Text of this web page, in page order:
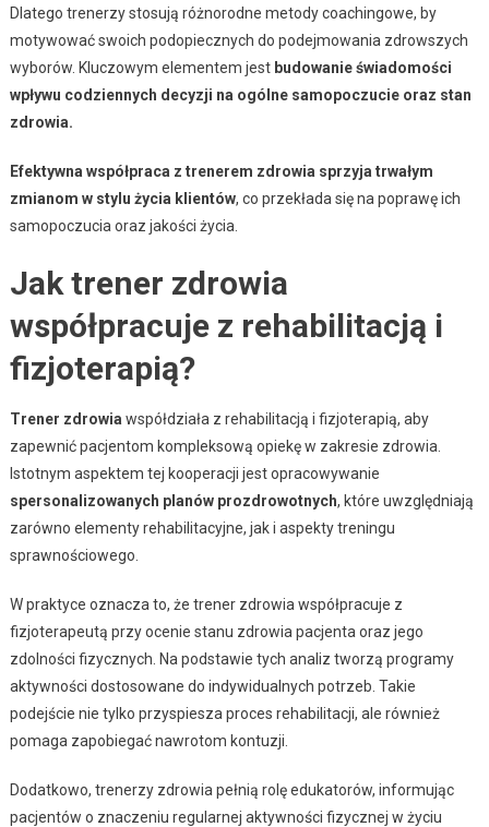
Dlatego trenerzy stosują różnorodne metody coachingowe, by
motywować swoich podopiecznych do podejmowania zdrowszych
wyborów. Kluczowym elementem jest budowanie świadomości
wpływu codziennych decyzji na ogólne samopoczucie oraz stan
zdrowia.
Efektywna współpraca z trenerem zdrowia sprzyja trwałym
zmianom w stylu życia klientów, co przekłada się na poprawę ich
samopoczucia oraz jakości życia.
Jak trener zdrowia
współpracuje z rehabilitacją i
fizjoterapią?
Trener zdrowia współdziała z rehabilitacją i fizjoterapią, aby
zapewnić pacjentom kompleksową opiekę w zakresie zdrowia.
Istotnym aspektem tej kooperacji jest opracowywanie
spersonalizowanych planów prozdrowotnych, które uwzględniają
zarówno elementy rehabilitacyjne, jak i aspekty treningu
sprawnościowego.
W praktyce oznacza to, że trener zdrowia współpracuje z
fizjoterapeutą przy ocenie stanu zdrowia pacjenta oraz jego
zdolności fizycznych. Na podstawie tych analiz tworzą programy
aktywności dostosowane do indywidualnych potrzeb. Takie
podejście nie tylko przyspiesza proces rehabilitacji, ale również
pomaga zapobiegać nawrotom kontuzji.
Dodatkowo, trenerzy zdrowia pełnią rolę edukatorów, informując
pacjentów o znaczeniu regularnej aktywności fizycznej w życiu